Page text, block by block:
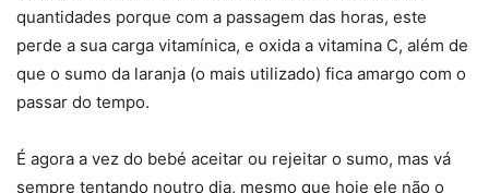
quantidades porque com a passagem das horas, este
perde a sua carga vitamínica, e oxida a vitamina C, além de
que o sumo da laranja (o mais utilizado) fica amargo com o
passar do tempo.
É agora a vez do bebé aceitar ou rejeitar o sumo, mas vá
sempre tentando noutro dia, mesmo que hoje ele não o